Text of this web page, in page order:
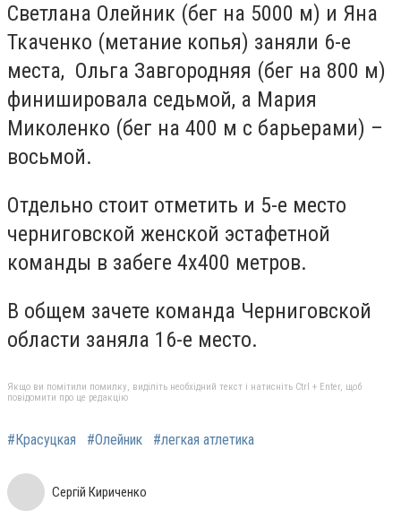
Светлана Олейник (бег на 5000 м) и Яна
Ткаченко (метание копья) заняли 6-е
места, Ольга Завгородняя (бег на 800 м)
финишировала седьмой, а Мария
Миколенко (бег на 400 м с барьерами) –
восьмой.
Отдельно стоит отметить и 5-е место
черниговской женской эстафетной
команды в забеге 4х400 метров.
В общем зачете команда Черниговской
области заняла 16-е место.
Якщо ви помітили помилку, виділіть необхідний текст і натисніть Ctrl + Enter, щоб
повідомити про це редакцію
#Красуцкая #Олейник #легкая атлетика
Сергій Кириченко